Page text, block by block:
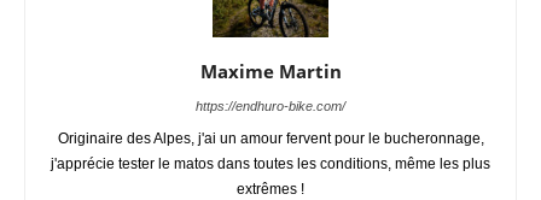
Maxime Martin
https://endhuro-bike.com/
Originaire des Alpes, j'ai un amour fervent pour le bucheronnage,
j'apprécie tester le matos dans toutes les conditions, même les plus
extrêmes !